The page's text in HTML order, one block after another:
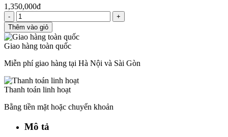
1,350,000đ
-
+
Thêm vào giỏ
Giao hàng toàn quốc
Miễn phí giao hàng tại Hà Nội và Sài Gòn
Thanh toán linh hoạt
Bằng tiền mặt hoặc chuyển khoản
Mô tả